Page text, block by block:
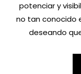
potenciar y
no tan conocido
deseando